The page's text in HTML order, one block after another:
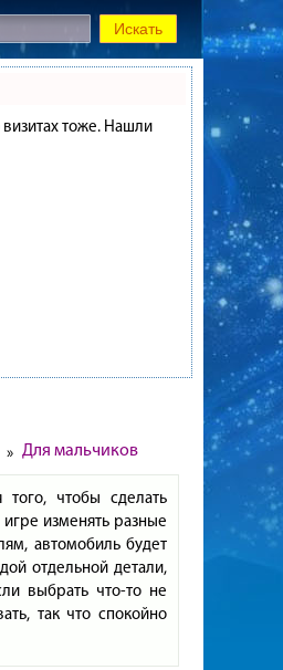
визитах тоже. Нашли
» Для мальчиков
чтобы сделать
изменять разные
автомобиль будет
отдельной детали,
выбрать что-то не
так что спокойно